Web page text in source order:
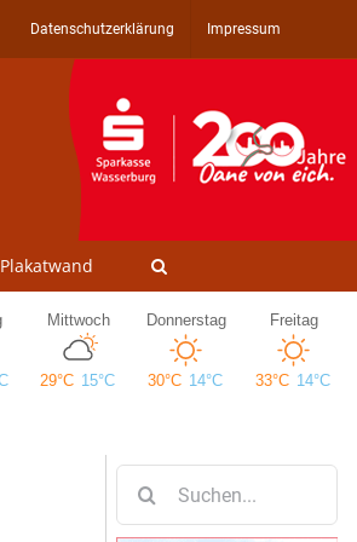
Datenschutzerklärung Impressum
Plakatwand
nach: